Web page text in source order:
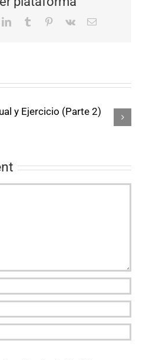
LinkedInTumblr Pinterest
Vk Email
Ciclo menstrual
Ejercicio (Parte